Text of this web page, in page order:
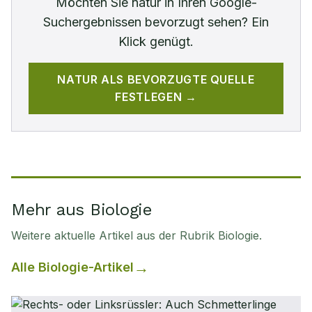
Suchergebnissen bevorzugt sehen? Ein
Klick genügt.
NATUR ALS BEVORZUGTE QUELLE
FESTLEGEN →
Mehr aus Biologie
Weitere aktuelle Artikel aus der Rubrik Biologie.
Alle Biologie-Artikel